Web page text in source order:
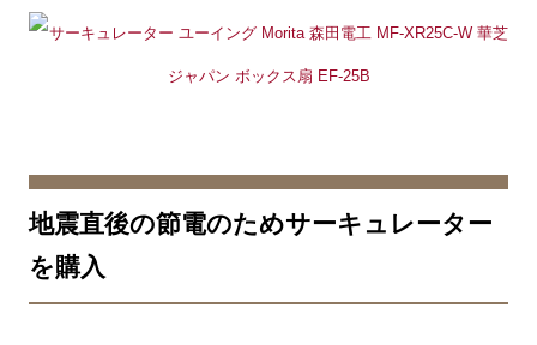
地震直後の節電のためサーキュレーター
を購入